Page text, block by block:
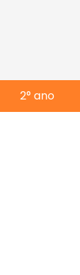
2° ano